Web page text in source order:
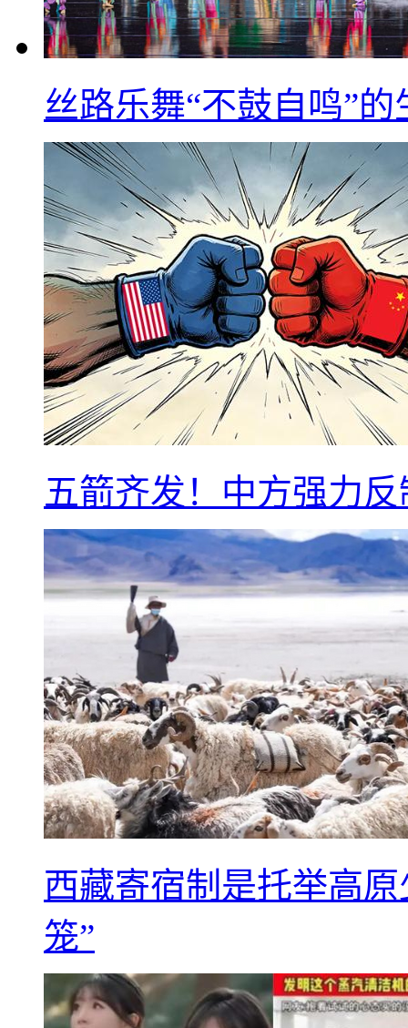
丝路乐舞“不鼓自鸣”
五箭齐发！中方强力
西藏寄宿制是托举高
笼”